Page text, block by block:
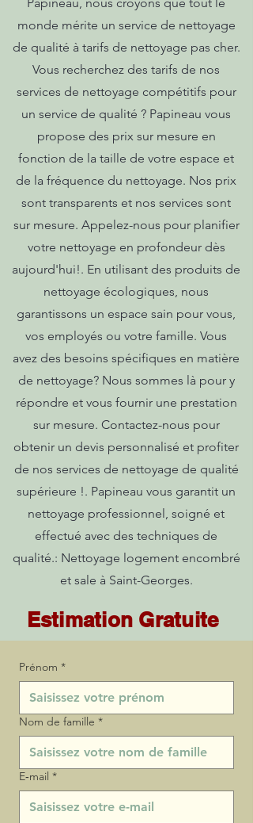
monde mérite un service de nettoyage
de qualité à tarifs de nettoyage pas cher.
Vous recherchez des tarifs de nos
services de nettoyage compétitifs pour
un service de qualité ? Papineau vous
propose des prix sur mesure en
fonction de la taille de votre espace et
de la fréquence du nettoyage. Nos prix
sont transparents et nos services sont
sur mesure. Appelez-nous pour planifier
votre nettoyage en profondeur dès
aujourd'hui!. En utilisant des produits de
nettoyage écologiques, nous
garantissons un espace sain pour vous,
vos employés ou votre famille. Vous
avez des besoins spécifiques en matière
de nettoyage? Nous sommes là pour y
répondre et vous fournir une prestation
sur mesure. Contactez-nous pour
obtenir un devis personnalisé et profiter
de nos services de nettoyage de qualité
supérieure !. Papineau vous garantit un
nettoyage professionnel, soigné et
effectué avec des techniques de
qualité.: Nettoyage logement encombré
et sale à Saint-Georges.
Estimation Gratuite
Prénom *
Nom de famille *
E‑mail *